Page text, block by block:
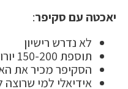
יאכטה עם סקיפר:
לא נדרש רישיון
תוספת 150-200 יורו ליום לסקיפר
הסקיפר מכיר את
אידיאלי למי שרוצה